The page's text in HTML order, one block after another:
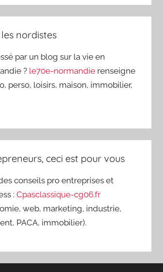
nordistes
par un blog sur la vie en
? le70e-normandie renseigne
perso, loisirs, maison, immobilier,
ceci est pour vous
conseils pro entreprises et
:Cpasclassique-cg06.fr
web, marketing, industrie,
PACA, immobilier).